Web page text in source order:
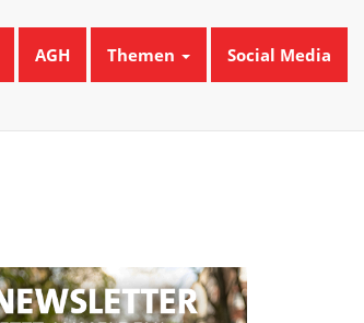
AGH Themen Social Media